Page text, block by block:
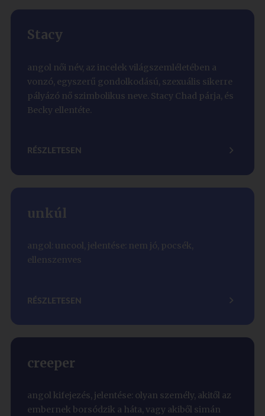
Stacy
angol női név, az incelek világszemléletében a
vonzó, egyszerű gondolkodású, szexuális sikerre
pályázó nő szimbolikus neve. Stacy Chad párja, és
Becky ellentéte.
RÉSZLETESEN
unkúl
angol: uncool, jelentése: nem jó, pocsék,
ellenszenves
RÉSZLETESEN
creeper
angol kifejezés, jelentése: olyan személy, akitől az
embernek borsódzik a háta, vagy akiből simán